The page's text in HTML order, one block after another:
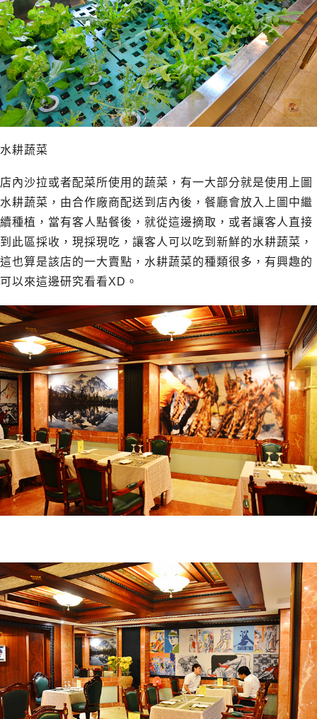
水耕蔬菜
店內沙拉或者配菜所使用的蔬菜，有一大部分就是使用上圖
水耕蔬菜，由合作廠商配送到店內後，餐廳會放入上圖中繼
續種植，當有客人點餐後，就從這邊摘取，或者讓客人直接
到此區採收，現採現吃，讓客人可以吃到新鮮的水耕蔬菜，
這也算是該店的一大賣點，水耕蔬菜的種類很多，有興趣的
可以來這邊研究看看XD。